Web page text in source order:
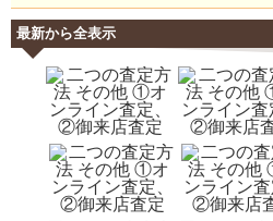
最新から全表示